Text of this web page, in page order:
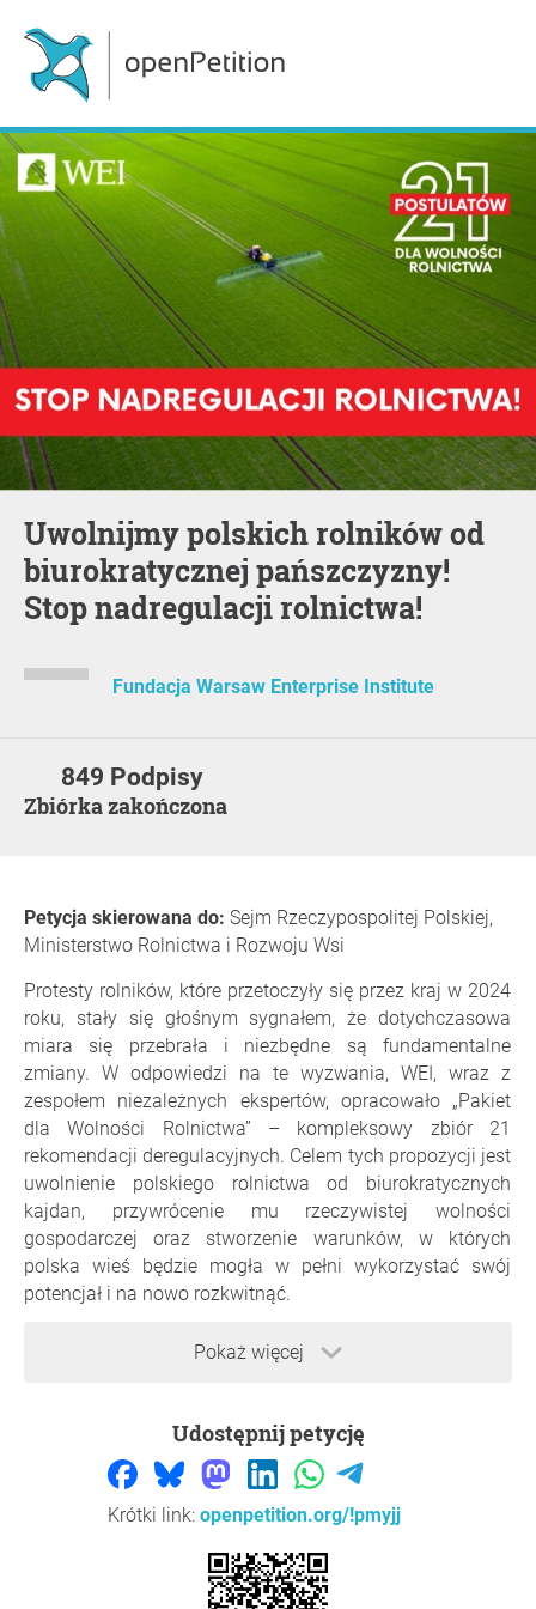
Uwolnijmy polskich rolników od
biurokratycznej pańszczyzny!
Stop nadregulacji rolnictwa!
Fundacja Warsaw Enterprise Institute
849 Podpisy
Zbiórka zakończona
Pokaż więcej
Petycja skierowana do: Sejm Rzeczypospolitej Polskiej,
Ministerstwo Rolnictwa i Rozwoju Wsi
Protesty rolników, które przetoczyły się przez kraj w 2024
roku, stały się głośnym sygnałem, że dotychczasowa
miara się przebrała i niezbędne są fundamentalne
zmiany. W odpowiedzi na te wyzwania, WEI, wraz z
zespołem niezależnych ekspertów, opracowało „Pakiet
dla Wolności Rolnictwa” – kompleksowy zbiór 21
rekomendacji deregulacyjnych. Celem tych propozycji jest
uwolnienie polskiego rolnictwa od biurokratycznych
kajdan, przywrócenie mu rzeczywistej wolności
gospodarczej oraz stworzenie warunków, w których
polska wieś będzie mogła w pełni wykorzystać swój
potencjał i na nowo rozkwitnąć.
antyprzymrozkowe do 15 m, co pozwoli chronić
sady przed stratami (redukcja o 50—70 proc.).
Barwione paliwo rolnicze:
wprowadzenie paliwa rolniczego z obniżoną
akcyzą, co wyeliminuje biurokrację związaną ze
zwrotami (oszczędności rzędu 60—120 mln zł
Udostępnij petycję
Krótki link: openpetition.org/!pmyjj